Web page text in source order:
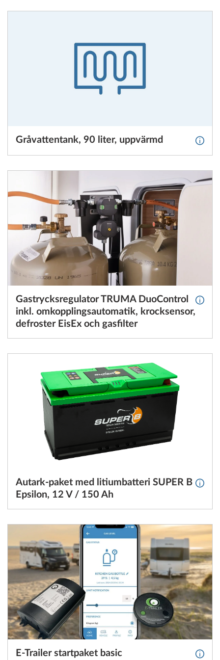
Gråvattentank, 90 liter, uppvärmd Mer
Gastrycksregulator TRUMA DuoControl
inkl. omkopplingsautomatik, krocksensor,
defroster EisEx och gasfilter
Mer
Autark-paket med litiumbatteri SUPER B
Epsilon, 12 V / 150 Ah
Mer
E-Trailer startpaket basic
Mer